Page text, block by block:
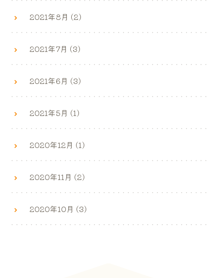
2021年8月 (2)
2021年7月 (3)
2021年6月 (3)
2021年5月 (1)
2020年12月 (1)
2020年11月 (2)
2020年10月 (3)